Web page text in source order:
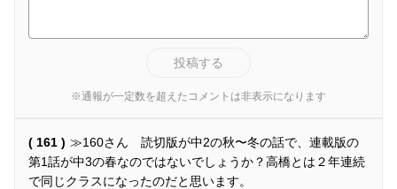
投稿する
※通報が一定数を超えたコメントは非表示になります
( 161 ) ≫160さん 読切版が中2の秋〜冬の話で、連載版の
第1話が中3の春なのではないでしょうか？高橋とは２年連続
で同じクラスになったのだと思います。